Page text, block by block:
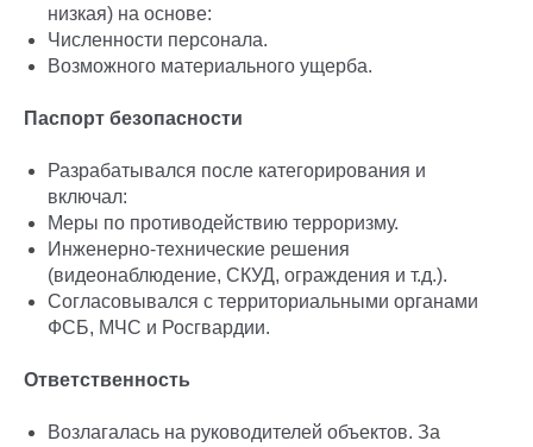
низкая) на основе:
Численности персонала.
Возможного материального ущерба.
Паспорт безопасности
Разрабатывался после категорирования и
включал:
Меры по противодействию терроризму.
Инженерно-технические решения
(видеонаблюдение, СКУД, ограждения и т.д.).
Согласовывался с территориальными органами
ФСБ, МЧС и Росгвардии.
Ответственность
Возлагалась на руководителей объектов. За